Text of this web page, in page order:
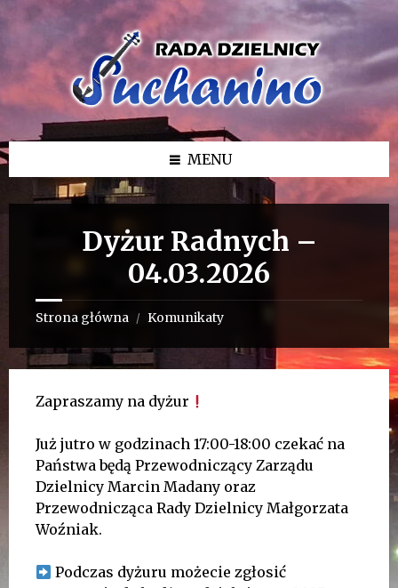
Przejdź
Przejdź
bocznego
Przejdź
MENU
Dyżur Radnych –
04.03.2026
Strona główna / Komunikaty
Zapraszamy na dyżur
Już jutro w godzinach 17:00-18:00 czekać na
Państwa będą Przewodniczący Zarządu
Dzielnicy Marcin Madany oraz
Przewodnicząca Rady Dzielnicy Małgorzata
Woźniak.
Podczas dyżuru możecie zgłosić